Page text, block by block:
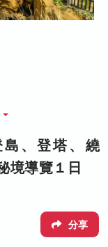
、登塔、繞
境導覽１日
分享